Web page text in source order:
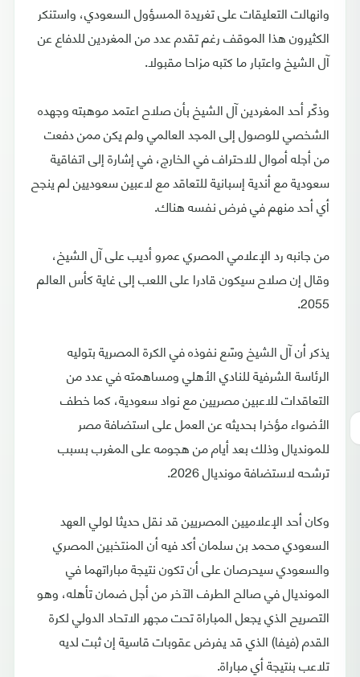
وانهالت التعليقات على تغريدة المسؤول السعودي، واستنكر
الكثيرون هذا الموقف رغم تقدم عدد من المغردين للدفاع عن
آل الشيخ واعتبار ما كتبه مزاحا مقبولا.
وذكّر أحد المغردين آل الشيخ بأن صلاح اعتمد موهبته وجهده
الشخصي للوصول إلى المجد العالمي ولم يكن ممن دفعت
من أجله أموال للاحتراف في الخارج، في إشارة إلى اتفاقية
سعودية مع أندية إسبانية للتعاقد مع لاعبين سعوديين لم ينجح
أي أحد منهم في فرض نفسه هناك.
من جانبه رد الإعلامي المصري عمرو أديب على آل الشيخ،
وقال إن صلاح سيكون قادرا على اللعب إلى غاية كأس العالم
2055.
يذكر أن آل الشيخ وسّع نفوذه في الكرة المصرية بتوليه
الرئاسة الشرفية للنادي الأهلي ومساهمته في عدد من
التعاقدات للاعبين مصريين مع نواد سعودية، كما خطف
الأضواء مؤخرا بحديثه عن العمل على استضافة مصر
للمونديال وذلك بعد أيام من هجومه على المغرب بسبب
ترشحه لاستضافة مونديال 2026.
وكان أحد الإعلاميين المصريين قد نقل حديثا لولي العهد
السعودي محمد بن سلمان أكد فيه أن المنتخبين المصري
والسعودي سيحرصان على أن تكون نتيجة مباراتهما في
المونديال في صالح الطرف الآخر من أجل ضمان تأهله، وهو
التصريح الذي يجعل المباراة تحت مجهر الاتحاد الدولي لكرة
القدم (فيفا) الذي قد يفرض عقوبات قاسية إن ثبت لديه
تلاعب بنتيجة أي مباراة.